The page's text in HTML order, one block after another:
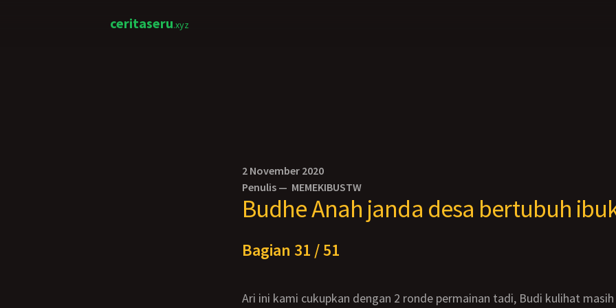
ceritaseru.xyz
2 November 2020
Penulis — MEMEKIBUSTW
Budhe Anah janda desa bertubuh
Bagian 31 / 51
ari ini kami cukupkan dengan 2 ronde permainan tadi, Budi kulihat masih berenang